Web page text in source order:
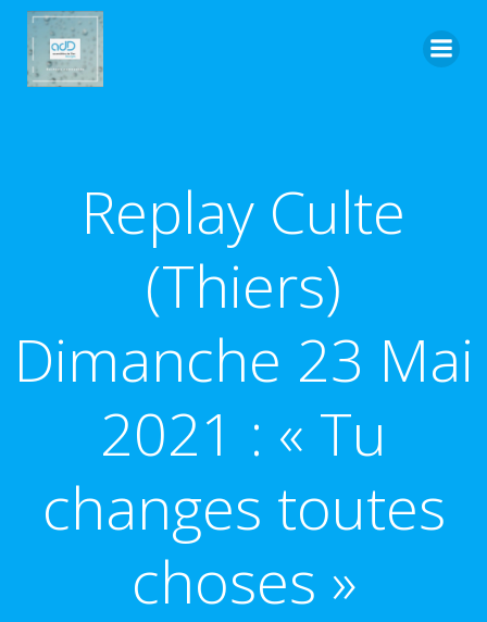
Replay Culte
(Thiers)
Dimanche 23 Mai
2021 : « Tu
changes toutes
choses »